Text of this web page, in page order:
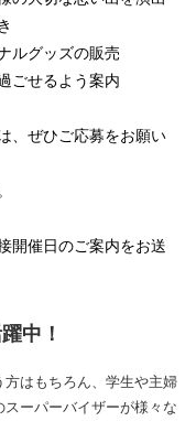
ルグッズの販売
ごせるよう案内
、ぜひご応募をお願い
開催日のご案内をお送
中！
方はもちろん、学生や主婦
ーパーバイザーが様々な